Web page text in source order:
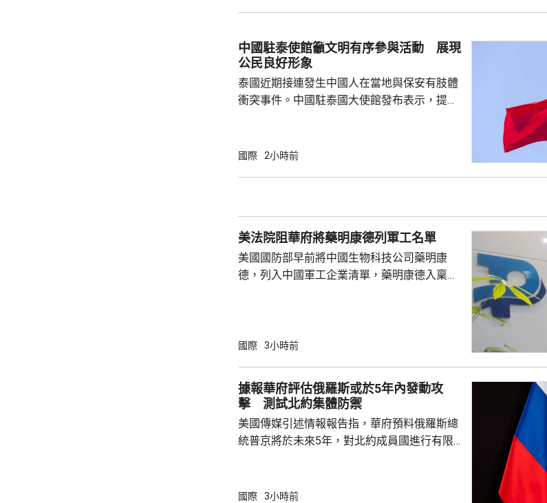
方面，看不出有什麼戰略。 對於上月國會通過
修改後的新版《皇室典範》，細川批評是執...
中國駐泰使館籲文明有序參與活動 展現
公民良好形象
泰國近期接連發生中國人在當地與保安有肢體
衝突事件。中國駐泰國大使館發布表示，提醒
定，文明旅遊、禮貌待人，展現中國公民良好
場、拍攝、攜帶物品等要求，如發生糾紛或合
法權益受到侵害，應保持冷靜，依法理性維...
國際 2小時前
美法院阻華府將藥明康德列軍工名單
美國國防部早前將中國生物科技公司藥明康
德，列入中國軍工企業清單，藥明康德入稟法
決表示歡迎，認為此舉減輕公司被列入名單所
後，事實終將不辯自明。 美國國防部6月將阿
里巴巴、百度及比亞迪等中國企業，列為支援
中國軍方的實體，多間被列入名單的公司事...
國際 3小時前
據報華府評估俄羅斯或於5年內發動攻
擊 測試北約集體防禦
美國傳媒引述情報報告指，華府預料俄羅斯總
統普京將於未來5年，對北約成員國進行有限
性，包括網絡攻擊或小規模入侵等，最有可能
國際 3小時前